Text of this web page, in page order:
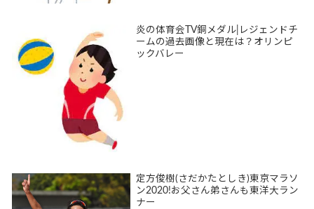
炎の体育会TV銅メダル|レジェンドチ
ームの過去画像と現在は？オリンピ
ックバレー
定方俊樹(さだかたとしき)東京マラソ
ン2020!お父さん弟さんも東洋大ラン
ナー